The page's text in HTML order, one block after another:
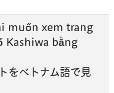
muốn xem trang
Kashiwa bằng
をベトナム語で見